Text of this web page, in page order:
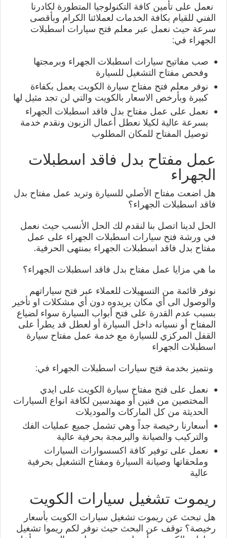
نعمل على تأمين كافة التكنولوجيا المتطورة لكادرنا
الفني للقيام بكافة الخدمات لعملائنا الكرام وبأقصى
سرعة حيث نعمل عبر معلم فتح سيارات اسطبلات
الجهراء في:
صب مفاتيح سيارات اسطبلات الجهراء وبرمجتها
وفحص مفتاح التشغيل للسيارة
نوفر معلم فتح مفتاح سيارة الكويت يعمل بكفاءة
كبيرة وبأرخص الاسعار بالكويت والتي لن تجد مثيل لها
نعمل على عمل مفتاح بدل فاقد اسطبلات الجهراء
بسرعة عالية لكيلا نعطل أعمال الزبون ونقدم خدمة
توصيل المفتاح للمكان المطلوب
عمل مفتاح بدل فاقد اسطبلات
الجهراء
هل اضعت مفتاح الأصلي للسيارة وتريد عمل مفتاح بدل
فاقد اسطبلات الجهراء؟
الحل لدينا اتصل بنا لنقدم لك الحل الأنسب حيث نعمل
في ورشة فتح سيارات اسطبلات الجهراء على عمل
مفتاح بدل فاقد اسطبلات الجهراء بمنتهى الحرفية.
ما هي مزايا عمل مفتاح بدل فاقد اسطبلات الجهراء؟
نوفر قائمة من التسهيلات للعملاء عبر فتح سياراتهم
والوصول الى أي مكان يريدوه دون أي مشكلات او تأخير
بسبب عدم القدرة على فتح أبواب السيارة سواء لضياع
المفتاح أو نسيانه داخل السيارة أو لعطل قد يطرأ على
القفل المركزي للسيارة مع خدمة عمل مفتاح سيارة
اسطبلات الجهراء
ونتميز بخدمة فتح سيارات اسطبلات الجهراء في:
نعمل على فتح مفتاح سيارة الكويت على ايدي
المختصين من فنين أو مهندسين لكافة انواع السيارات
الحديثة من كل الماركات والموديلات
أسعارنا رخيصة جداً وهي تشمل جميع عمليات الفك
والتركيب والصيانة والبرمجة بحرفية عالية
نعمل على توفير كافة اكسسوارات السيارات
وملحقاتها وصيانة السيارة ومفتاح التشغيل بحرفية
عالية
ريموت تشغيل سيارات الكويت
هل تبحث عن ريموت تشغيل سيارات الكويت بأسعار
رخيصة؟ توقف عن البحث حيث نوفر لكم ريموا تشغيل